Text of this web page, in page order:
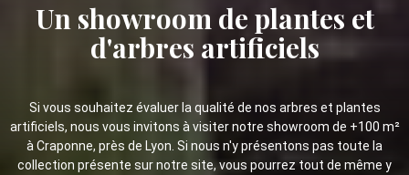
Un showroom de plantes et
d'arbres artificiels
Si vous souhaitez évaluer la qualité de nos arbres et plantes
artificiels, nous vous invitons à visiter notre showroom de +100 m²
à Craponne, près de Lyon. Si nous n'y présentons pas toute la
collection présente sur notre site, vous pourrez tout de même y